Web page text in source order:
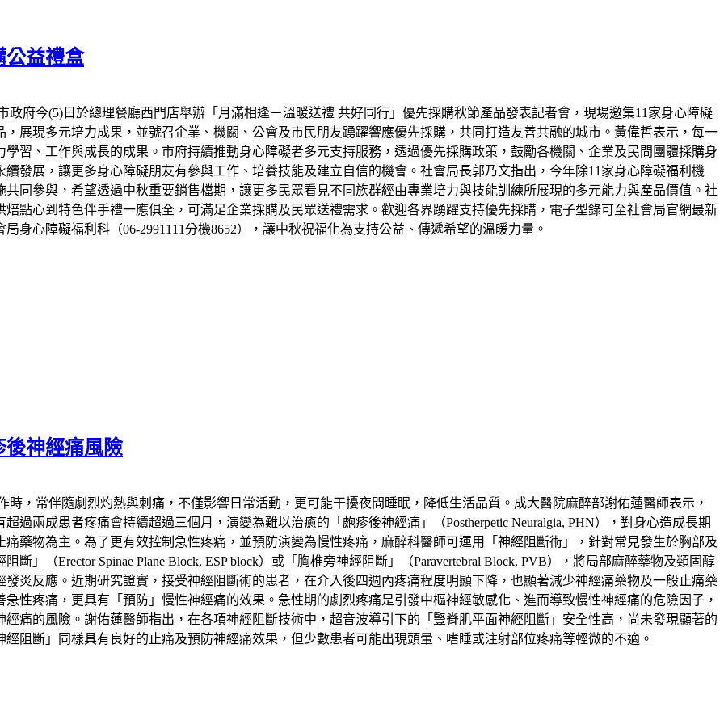
公益禮盒
府今(5)日於總理餐廳西門店舉辦「月滿相逢－溫暖送禮 共好同行」優先採購秋節產品發表記者會，現場邀集11家身心障礙
展現多元培力成果，並號召企業、機關、公會及市民朋友踴躍響應優先採購，共同打造友善共融的城市。黃偉哲表示，每一
習、工作與成長的成果。市府持續推動身心障礙者多元支持服務，透過優先採購政策，鼓勵各機關、企業及民間團體採購身
發展，讓更多身心障礙朋友有參與工作、培養技能及建立自信的機會。社會局長郭乃文指出，今年除11家身心障礙福利機
同參與，希望透過中秋重要銷售檔期，讓更多民眾看見不同族群經由專業培力與技能訓練所展現的多元能力與產品價值。社
點心到特色伴手禮一應俱全，可滿足企業採購及民眾送禮需求。歡迎各界踴躍支持優先採購，電子型錄可至社會局官網最新
身心障礙福利科（06-2991111分機8652），讓中秋祝福化為支持公益、傳遞希望的溫暖力量。
後神經痛風險
，常伴隨劇烈灼熱與刺痛，不僅影響日常活動，更可能干擾夜間睡眠，降低生活品質。成大醫院麻醉部謝佑蓮醫師表示，
過兩成患者疼痛會持續超過三個月，演變為難以治癒的「皰疹後神經痛」（Postherpetic Neuralgia, PHN），對身心造成長期
藥物為主。為了更有效控制急性疼痛，並預防演變為慢性疼痛，麻醉科醫師可運用「神經阻斷術」，針對常見發生於胸部及
」（Erector Spinae Plane Block, ESP block）或「胸椎旁神經阻斷」（Paravertebral Block, PVB），將局部麻醉藥物及類固醇
炎反應。近期研究證實，接受神經阻斷術的患者，在介入後四週內疼痛程度明顯下降，也顯著減少神經痛藥物及一般止痛藥
性疼痛，更具有「預防」慢性神經痛的效果。急性期的劇烈疼痛是引發中樞神經敏感化、進而導致慢性神經痛的危險因子，
痛的風險。謝佑蓮醫師指出，在各項神經阻斷技術中，超音波導引下的「豎脊肌平面神經阻斷」安全性高，尚未發現顯著的
阻斷」同樣具有良好的止痛及預防神經痛效果，但少數患者可能出現頭暈、嗜睡或注射部位疼痛等輕微的不適。